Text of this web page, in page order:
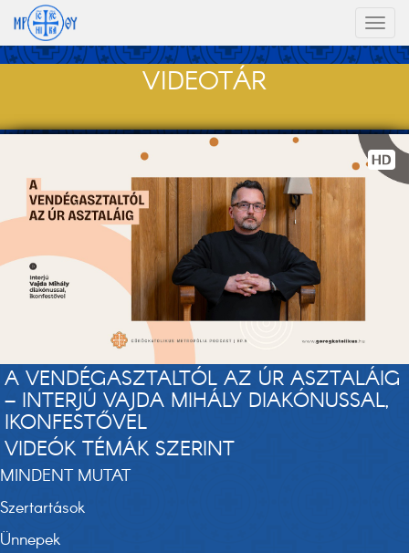
VIDEOTÁR
A VENDÉGASZTALTÓL AZ ÚR ASZTALÁIG
– INTERJÚ VAJDA MIHÁLY DIAKÓNUSSAL,
IKONFESTŐVEL
VIDEÓK TÉMÁK SZERINT
MINDENT MUTAT
Szertartások
Ünnepek